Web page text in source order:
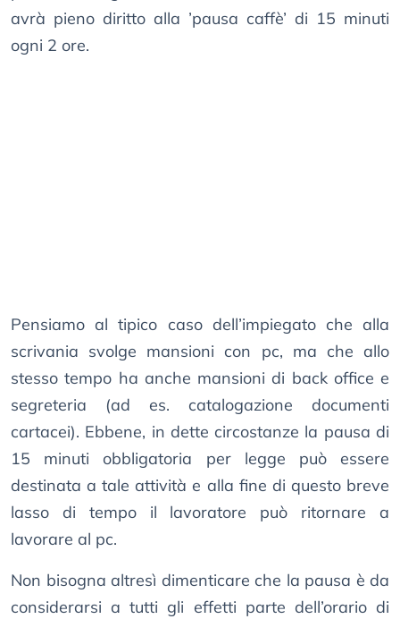
avrà pieno diritto alla ’pausa caffè’ di 15 minuti
ogni 2 ore.
Pensiamo al tipico caso dell’impiegato che alla
scrivania svolge mansioni con pc, ma che allo
stesso tempo ha anche mansioni di back office e
segreteria (ad es. catalogazione documenti
cartacei). Ebbene, in dette circostanze la pausa di
15 minuti obbligatoria per legge può essere
destinata a tale attività e alla fine di questo breve
lasso di tempo il lavoratore può ritornare a
lavorare al pc.
Non bisogna altresì dimenticare che la pausa è da
considerarsi a tutti gli effetti parte dell’orario di